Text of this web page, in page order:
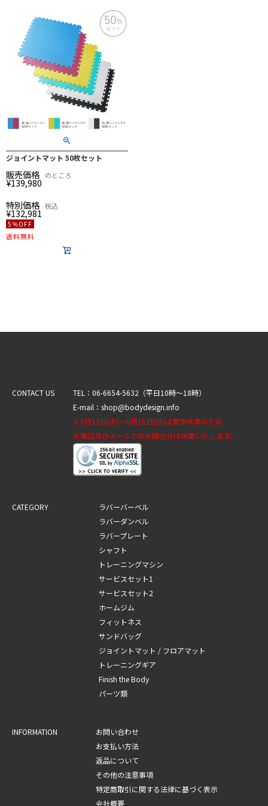
ジョイントマット 50枚セット
販売価格
¥139,980
のところ
特別価格
¥132,981
税込
5％OFF
送料無料
CONTACT US
TEL：06-6654-5632（平日10時～18時）
E-mail：shop@bodydesign.info
※8月13日(木)～8月16日(日)は夏季休業のため
お電話及びメールでのお問合せは休業いたします。
CATEGORY
ラバーバーベル
ラバーダンベル
ラバープレート
シャフト
トレーニングマシン
サービスセット1
サービスセット2
ホームジム
フィットネス
サンドバッグ
ジョイントマット / フロアマット
トレーニングギア
Finish the Body
パーツ類
INFORMATION
お問い合わせ
お支払い方法
返品について
その他の注意事項
特定商取引に関する法律に基づく表示
会社概要